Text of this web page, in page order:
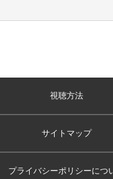
視聴方法
サイトマップ
プライバシーポリシーにつ